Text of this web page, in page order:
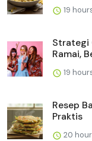
19
Strategi
Ramai,
19
Resep
Praktis
20